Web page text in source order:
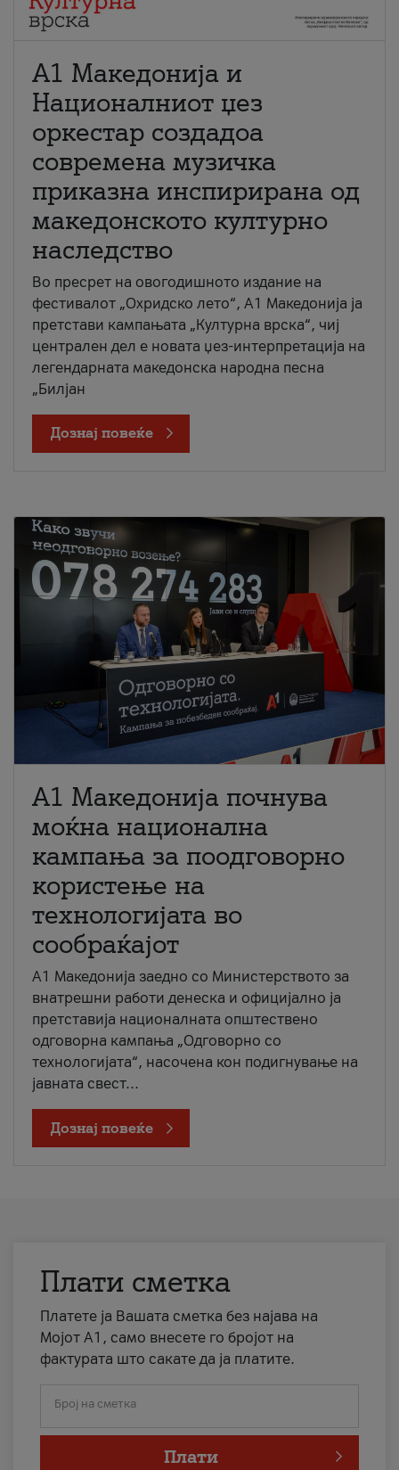
А1 Македонија и
Националниот џез
оркестар создадоа
современа музичка
приказна инспирирана од
македонското културно
наследство
Во пресрет на овогодишното издание на
фестивалот „Охридско лето“, А1 Македонија ја
претстави кампањата „Културна врска“, чиј
централен дел е новата џез-интерпретација на
легендарната македонска народна песна
„Билјан
Дознај повеќе
A1 Македонија почнува
моќна национална
кампања за поодговорно
користење на
технологијата во
сообраќајот
A1 Македонија заедно со Министерството за
внатрешни работи денеска и официјално ја
претставија националната општествено
одговорна кампања „Одговорно со
технологијата“, насочена кон подигнување на
јавната свест...
Дознај повеќе
Плати сметка
Платете ја Вашата сметка без најава на
Мојот А1, само внесете го бројот на
фактурата што сакате да ја платите.
Број на сметка
Плати